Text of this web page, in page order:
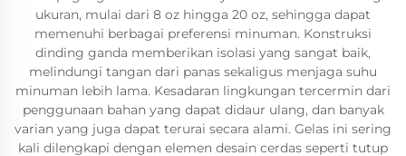
ukuran, mulai dari 8 oz hingga 20 oz, sehingga dapat
memenuhi berbagai preferensi minuman. Konstruksi
dinding ganda memberikan isolasi yang sangat baik,
melindungi tangan dari panas sekaligus menjaga suhu
minuman lebih lama. Kesadaran lingkungan tercermin dari
penggunaan bahan yang dapat didaur ulang, dan banyak
varian yang juga dapat terurai secara alami. Gelas ini sering
kali dilengkapi dengan elemen desain cerdas seperti tutup